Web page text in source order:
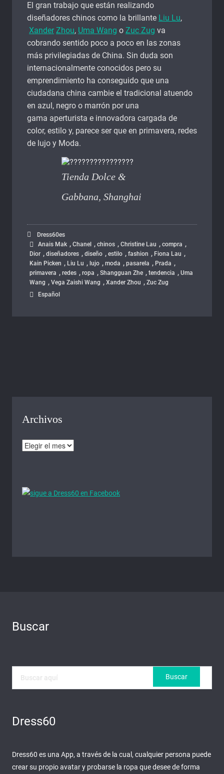
El gran trabajo que están realizando
diseñadores chinos como la brillante Liu Lu,
Xander Zhou, Uma Wang o Zuc Zug va
cobrando sentido poco a poco en las zonas
más privilegiadas de China. Sin duda son
internacionalmente conocidos pero su
emprendimiento ha conseguido que una
ciudadana china cambie el tradicional atuendo
en azul, negro o marrón por una
gama aperturista e innovadora cargada de
color, estilo y, parece ser que en primavera, redes
de lujo y Moda.
Tienda Dolce &
Gabbana, Shanghai
Dress60es
Anais Mak , Chanel , chinos , Christine Lau , compra ,
Dior , diseñadores , diseño , estilo , fashion , Fiona Lau ,
Kain Picken , Liu Lu , lujo , moda , pasarela , Prada ,
primavera , redes , ropa , Shangguan Zhe , tendencia , Uma
Wang , Vega Zaishi Wang , Xander Zhou , Zuc Zug
Español
Archivos
Archivos
Buscar
Dress60
Dress60 es una App, a través de la cual, cualquier persona puede
crear su propio avatar y probarse la ropa que desee de forma